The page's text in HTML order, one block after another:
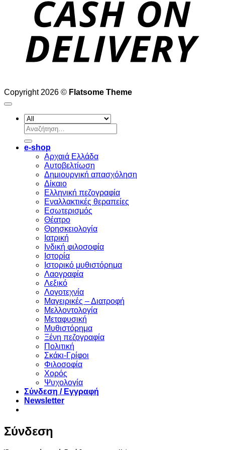
Copyright 2026 © Flatsome Theme
Αναζήτηση
για:
e-shop
Αρχαιά Ελλάδα
Aυτοβελτίωση
Δημιουργική απασχόληση
Δίκαιο
Ελληνική πεζογραφία
Eναλλακτικές θεραπείες
Eσωτερισμός
Θέατρο
Θρησκειολογία
Ιατρική
Ινδική φιλοσοφία
Ιστορία
Ιστορικό μυθιστόρημα
Λαογραφία
Λεξικό
Λογοτεχνία
Μαγειρικές – Διατροφή
Μελλοντολογία
Μεταφυσική
Μυθιστόρημα
Ξένη πεζογραφία
Πολιτική
Σκάκι-Γρίφοι
Φιλοσοφία
Χορός
Ψυχολογία
Σύνδεση / Εγγραφή
Newsletter
Σύνδεση